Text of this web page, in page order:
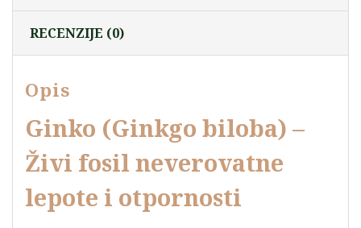
RECENZIJE (0)
Opis
Ginko (Ginkgo biloba) –
Živi fosil neverovatne
lepote i otpornosti